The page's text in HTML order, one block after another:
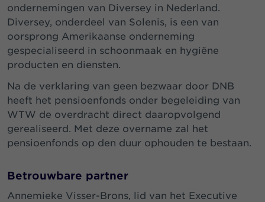
ondernemingen van Diversey in Nederland.
Diversey, onderdeel van Solenis, is een van
oorsprong Amerikaanse onderneming
gespecialiseerd in schoonmaak en hygiëne
producten en diensten.
Na de verklaring van geen bezwaar door DNB
heeft het pensioenfonds onder begeleiding van
WTW de overdracht direct daaropvolgend
gerealiseerd. Met deze overname zal het
pensioenfonds op den duur ophouden te bestaan.
Betrouwbare partner
Annemieke Visser-Brons, lid van het Executive